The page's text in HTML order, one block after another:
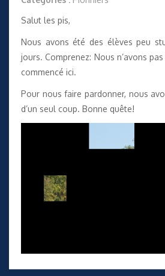
Salut les pis,
Nous avons été des élèves peu
jours. Comprenez: Nous n’avons
commencé ici.
Pour nous faire pardonner, nous
d’un seul coup. Bonne quête!